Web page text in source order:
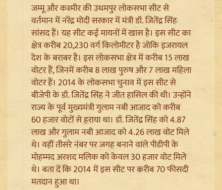
Article 370 Anniversary पर Jammu-Kashmir में भारी
सुरक्षा, Amarnath Yatra सस्पेंड और हाईवे हुआ सील
जम्मू और कश्मीर की उधमपुर लोकसभा सीट से
वर्तमान में नरेंद्र मोदी सरकार में मंत्री डॉ. जितेंद्र सिंह
सांसद हैं। यह सीट कई मायनों में खास है। इस सीट का
क्षेत्र करीब 20,230 वर्ग किलोमीटर है जोकि इजरायल
देश के बराबर है। इस लोकसभा क्षेत्र में करीब 15 लाख
वोटर हैं, जिनमें करीब 8 लाख पुरुष और 7 लाख महिला
वोटर हैं। 2014 के लोकसभा चुनाव में इस सीट से
बीजेपी के डॉ. जितेंद्र सिंह ने जीत हासिल की थी। उन्होंने
राज्य के पूर्व मुख्यमंत्री गुलाम नबी आजाद को करीब
60 हजार वोटों से हराया था। डॉ. जितेंद्र सिंह को 4.87
लाख और गुलाम नबी आजाद को 4.26 लाख वोट मिले
थे। वहीं तीसरे नंबर पर जगह बनाने वाले पीडीपी के
मोहम्मद अरशद मलिक को केवल 30 हजार वोट मिले
थे। बता दें कि 2014 में इस सीट पर करीब 70 फीसदी
मतदान हुआ था।